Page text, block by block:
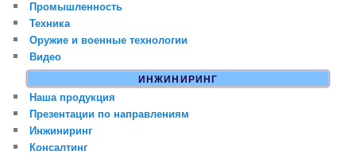
Промышленность
Техника
Оружие и военные технологии
Видео
ИНЖИНИРИНГ
Наша продукция
Презентации по направлениям
Инжиниринг
Консалтинг